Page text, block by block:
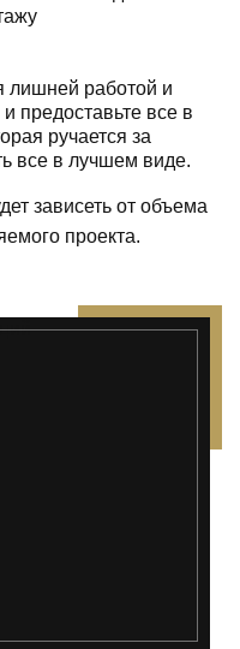
лишней работой и
предоставьте все в
ручается за
все в лучшем виде.
зависеть от объема
проекта.